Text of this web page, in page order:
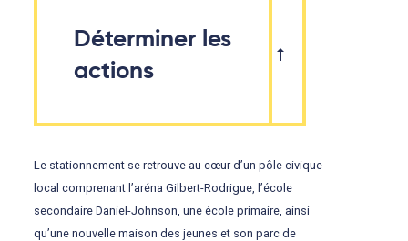
Déterminer les
actions
Le stationnement se retrouve au cœur d’un pôle civique
local comprenant l’aréna Gilbert-Rodrigue, l’école
secondaire Daniel-Johnson, une école primaire, ainsi
qu’une nouvelle maison des jeunes et son parc de